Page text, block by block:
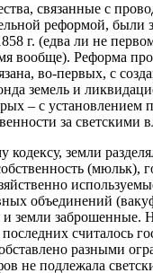
связанные с
реформой, были
г. (едва ли не
вообще). Реформа
во-первых, с
земель и
– с установлением
за светскими
кодексу, земли
(мюльк),
объединений
и земли заброшенные.
считалось
разными
не подлежала